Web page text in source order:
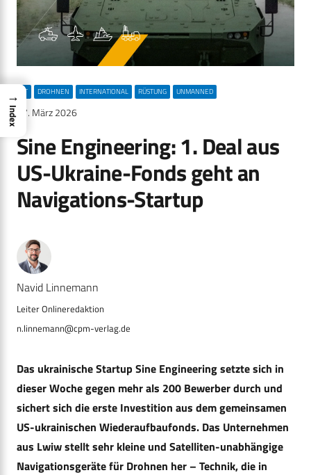
CIT DROHNEN INTERNATIONAL RÜSTUNG UNMANNED
27. März 2026
Sine Engineering: 1. Deal aus
US-Ukraine-Fonds geht an
Navigations-Startup
Navid Linnemann
n.linnemann@cpm-verlag.de
Das ukrainischeStartup Sine Engineeringsetztesich in
dieser Wochegegen mehrals 200 Bewerberdurch und
sichertsich dieerste Investition aus demgemeinsamen
US-ukrainischen Wiederaufbaufonds. Das Unternehmen
aus Lwiw stellt sehr kleine und Satelliten-unabhängige
Navigationsgeräte für Drohnen her – Technik, die in
→
Index